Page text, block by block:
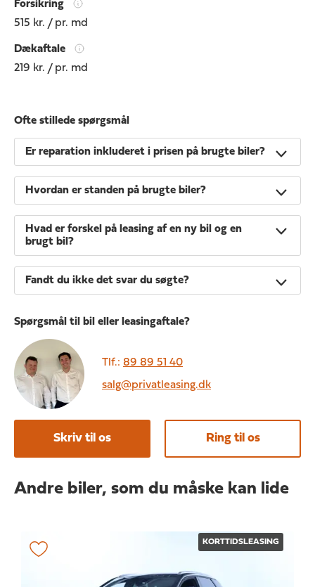
Forsikring
515 kr. / pr. md
Dækaftale
219 kr. / pr. md
Ofte stillede spørgsmål
Er reparation inkluderet i prisen på brugte biler?
Hvordan er standen på brugte biler?
Hvad er forskel på leasing af en ny bil og en
brugt bil?
Fandt du ikke det svar du søgte?
Spørgsmål til bil eller leasingaftale?
Tlf.: 89 89 51 40
salg@privatleasing.dk
Skriv til os Ring til os
Andre biler, som du måske kan lide
KORTTIDSLEASING